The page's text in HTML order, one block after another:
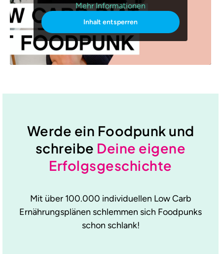
Mehr Informationen
Inhalt entsperren
Werde ein Foodpunk und
schreibe Deine eigene
Erfolgsgeschichte
Mit über 100.000 individuellen Low Carb
Ernährungsplänen schlemmen sich Foodpunks
schon schlank!